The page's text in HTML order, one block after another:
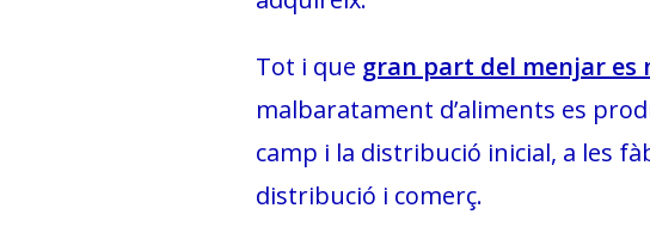
Tot i que gran part del menjar es
malbaratament d’aliments es
camp i la distribució inicial, a les
distribució i comerç.